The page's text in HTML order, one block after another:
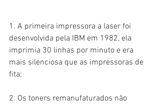
1. A primeira impressora a laser foi
desenvolvida pela IBM em 1982, ela
imprimia 30 linhas por minuto e era
mais silenciosa que as impressoras de
fita;
2. Os toners remanufaturados não